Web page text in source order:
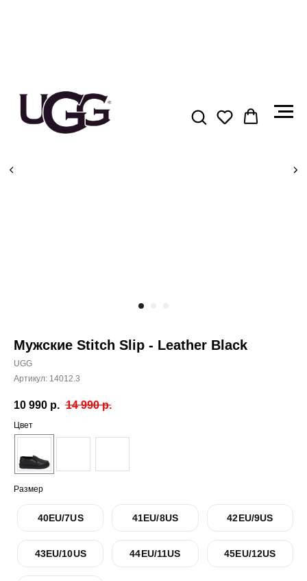
Мужские Stitch Slip - Leather Black
UGG
Артикул: 14012.3
10 990 р. 14 990 р.
Цвет
Размер
40EU/7US 41EU/8US 42EU/9US
43EU/10US 44EU/11US 45EU/12US